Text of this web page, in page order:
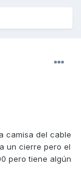
camisa del cable
un cierre pero el
pero tiene algún